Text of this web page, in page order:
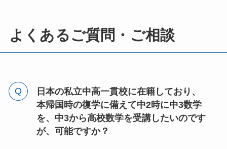
よくあるご質問・ご相談
日本の私立中高一貫校に在籍しており、
本帰国時の復学に備えて中2時に中3数学
を、中3から高校数学を受講したいのです
が、可能ですか？